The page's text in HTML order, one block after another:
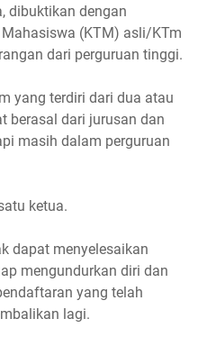
dibuktikan dengan
(KTM) asli/KTm
dari perguruan tinggi.
yang terdiri dari dua atau
berasal dari jurusan dan
masih dalam perguruan
ketua.
dapat menyelesaikan
mengundurkan diri dan
yang telah
lagi.